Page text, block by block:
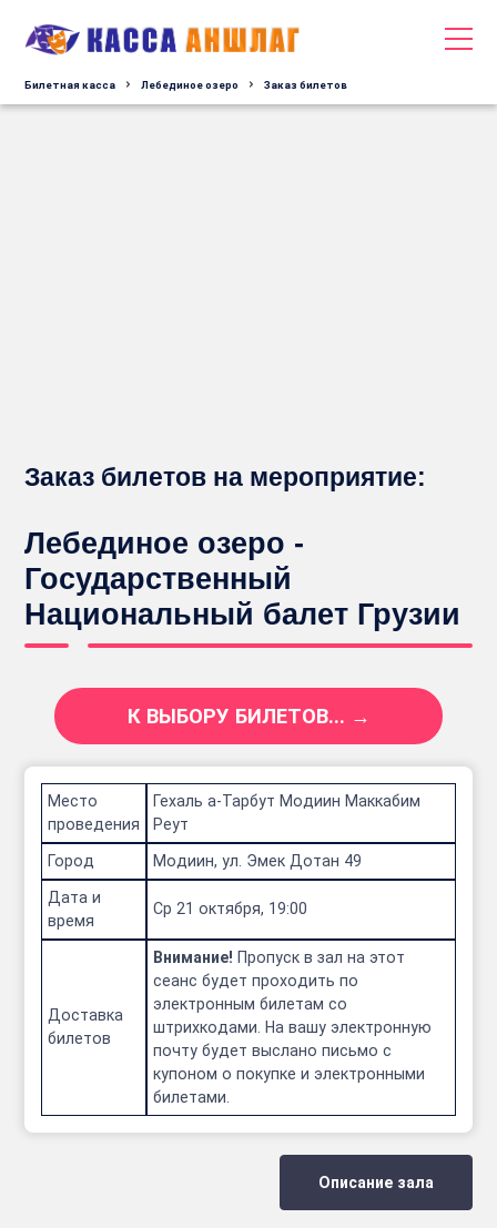
Билетная касса Лебединое озеро Заказ билетов
Заказ билетов на мероприятие:
Лебединое озеро -
Государственный
Национальный балет Грузии
К ВЫБОРУ БИЛЕТОВ... →
Место
проведения
Гехаль а-Тарбут Модиин Маккабим
Реут
Город Модиин, ул. Эмек Дотан 49
Дата и
время
Ср 21 октября, 19:00
Доставка
билетов
Внимание! Пропуск в зал на этот
сеанс будет проходить по
электронным билетам со
штрихкодами. На вашу электронную
почту будет выслано письмо с
купоном о покупке и электронными
билетами.
Описание зала